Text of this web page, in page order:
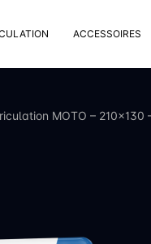
ACCESSOIRES
Rivets
MOTO – 210×130